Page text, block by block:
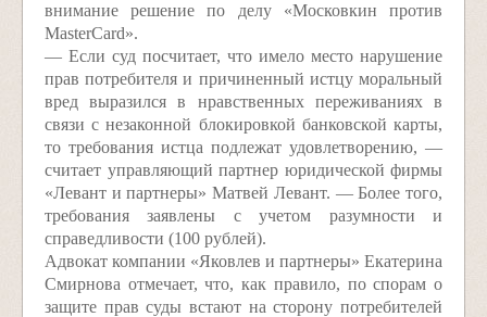
внимание решение по делу «Московкин против
MasterCard».
— Если суд посчитает, что имело место нарушение
прав потребителя и причиненный истцу моральный
вред выразился в нравственных переживаниях в
связи с незаконной блокировкой банковской карты,
то требования истца подлежат удовлетворению, —
считает управляющий партнер юридической фирмы
«Левант и партнеры» Матвей Левант. — Более того,
требования заявлены с учетом разумности и
справедливости (100 рублей).
Адвокат компании «Яковлев и партнеры» Екатерина
Смирнова отмечает, что, как правило, по спорам о
защите прав суды встают на сторону потребителей